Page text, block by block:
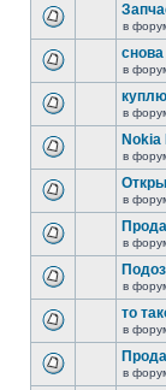
в
в
в
Nokia
в
в
в
в
то
в
в